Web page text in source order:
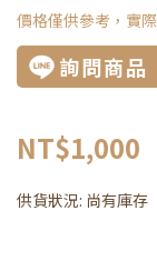
價格僅供參考，實
詢問商品
NT$1,000
供貨狀況: 尚有庫存